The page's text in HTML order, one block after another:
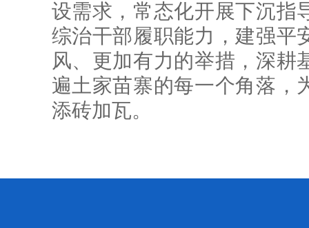
设需求，常态化开展下沉指
综治干部履职能力，建强平
风、更加有力的举措，深耕
遍土家苗寨的每一个角落，
添砖加瓦。